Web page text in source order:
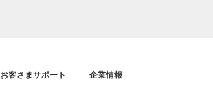
お客さまサポート
企業情報